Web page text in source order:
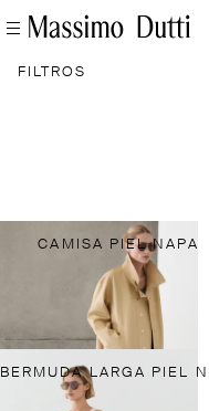
FILTROS
CAMISA PIEL NAPA